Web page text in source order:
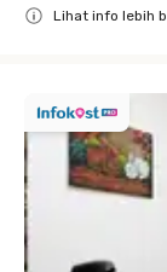
Lihat info lebih